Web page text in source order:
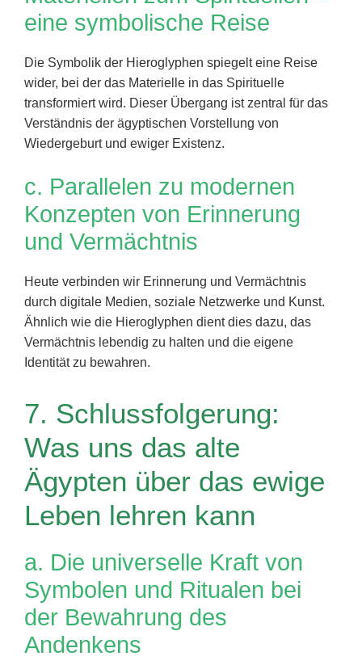
eine symbolische Reise
Die Symbolik der Hieroglyphen spiegelt eine Reise
wider, bei der das Materielle in das Spirituelle
transformiert wird. Dieser Übergang ist zentral für das
Verständnis der ägyptischen Vorstellung von
Wiedergeburt und ewiger Existenz.
c. Parallelen zu modernen
Konzepten von Erinnerung
und Vermächtnis
Heute verbinden wir Erinnerung und Vermächtnis
durch digitale Medien, soziale Netzwerke und Kunst.
Ähnlich wie die Hieroglyphen dient dies dazu, das
Vermächtnis lebendig zu halten und die eigene
Identität zu bewahren.
7. Schlussfolgerung:
Was uns das alte
Ägypten über das ewige
Leben lehren kann
a. Die universelle Kraft von
Symbolen und Ritualen bei
der Bewahrung des
Andenkens